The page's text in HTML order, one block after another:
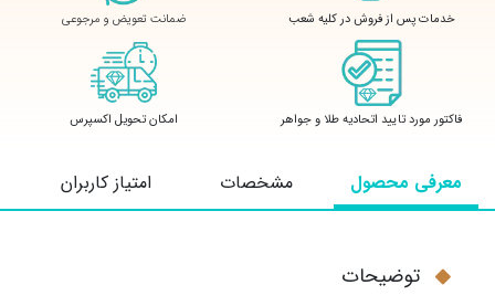
خدمات پس از فروش در کلیه شعب ضمانت تعویض و مرجوعی
فاکتور مورد تایید اتحادیه طلا و جواهر امکان تحویل اکسپرس
معرفی محصول مشخصات امتیاز کاربران
توضیحات